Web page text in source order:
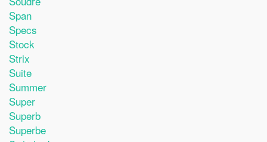
Span
Specs
Stock
Strix
Suite
Summer
Super
Superb
Superbe